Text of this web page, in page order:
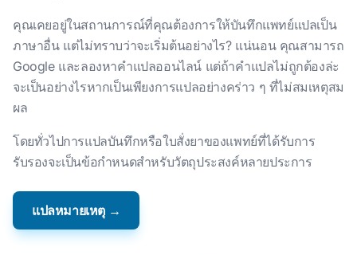
คุณเคยอยู่ในสถานการณ์ที่คุณต้องการให้บันทึกแพทย์แปลเป็น
ภาษาอื่น แต่ไม่ทราบว่าจะเริ่มต้นอย่างไร? แน่นอน คุณสามารถ
Google และลองหาคำแปลออนไลน์ แต่ถ้าคำแปลไม่ถูกต้องล่ะ
จะเป็นอย่างไรหากเป็นเพียงการแปลอย่างคร่าว ๆ ที่ไม่สมเหตุสม
ผล
โดยทั่วไปการแปลบันทึกหรือใบสั่งยาของแพทย์ที่ได้รับการ
รับรองจะเป็นข้อกําหนดสําหรับวัตถุประสงค์หลายประการ
แปลหมายเหตุ →